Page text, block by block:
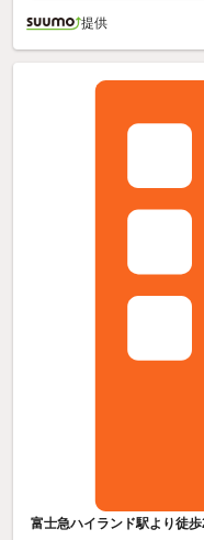
提供
富士急ハイランド駅より徒